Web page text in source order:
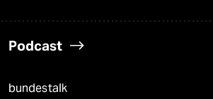
Podcast
bundestalk